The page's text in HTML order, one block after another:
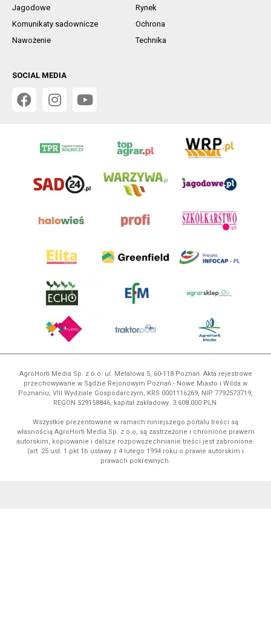
Jagodowe
Rynek
Komunikaty sadownicze
Ochrona
Nawożenie
Technika
SOCIAL MEDIA
AgroHorti Media Sp. z o.o. ul. Metalowa 5, 60-118 Poznań. Akta rejestrowe
przechowywane w Sądzie Rejonowym Poznań - Nowe Miasto i Wilda w
Poznaniu, VIII Wydziale Gospodarczym, KRS 0001116269, NIP 7792573719,
REGON 529158846, kapitał zakładowy: 3.608.000 PLN.
Wszystkie prezentowane w ramach niniejszego portalu treści są
własnością AgroHorti Media Sp. z o.o, są zastrzeżone i chronione prawem
autorskim, kopiowanie i dalsze rozpowszechnianie treści jest zabronione.
(art. 25 ust. 1 pkt 1b ustawy z 4 lutego 1994 roku o prawie autorskim i
prawach pokrewnych.